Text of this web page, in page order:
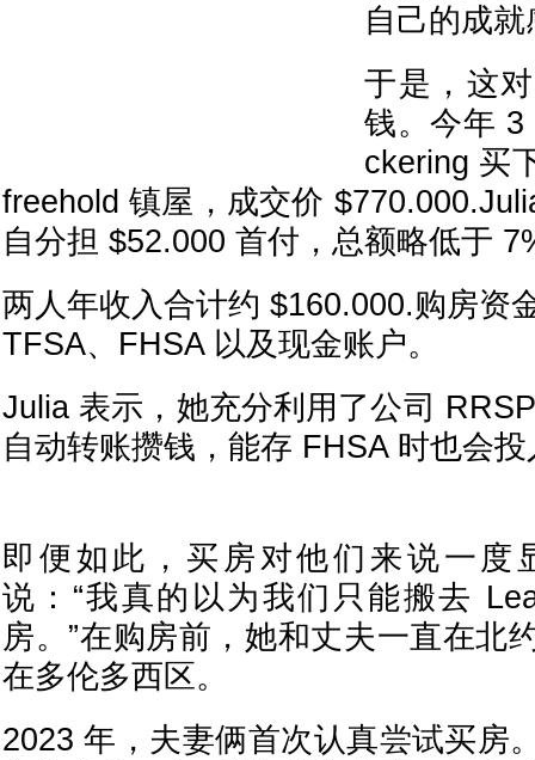
自己的成就
于是，这
钱。今年 3
ckering 买
freehold 镇屋，成交价
自分担 $52.000 首付，总额略低于
两人年收入合计约 $160.000.购房资
TFSA、FHSA 以及现金账户。
Julia 表示，她充分利用了公司
自动转账攒钱，能存 FHSA 时也会投
即便如此，买房对他们来说一度
说：“我真的以为我们只能搬去
房。”在购房前，她和丈夫一直在北
在多伦多西区。
2023 年，夫妻俩首次认真尝试买房